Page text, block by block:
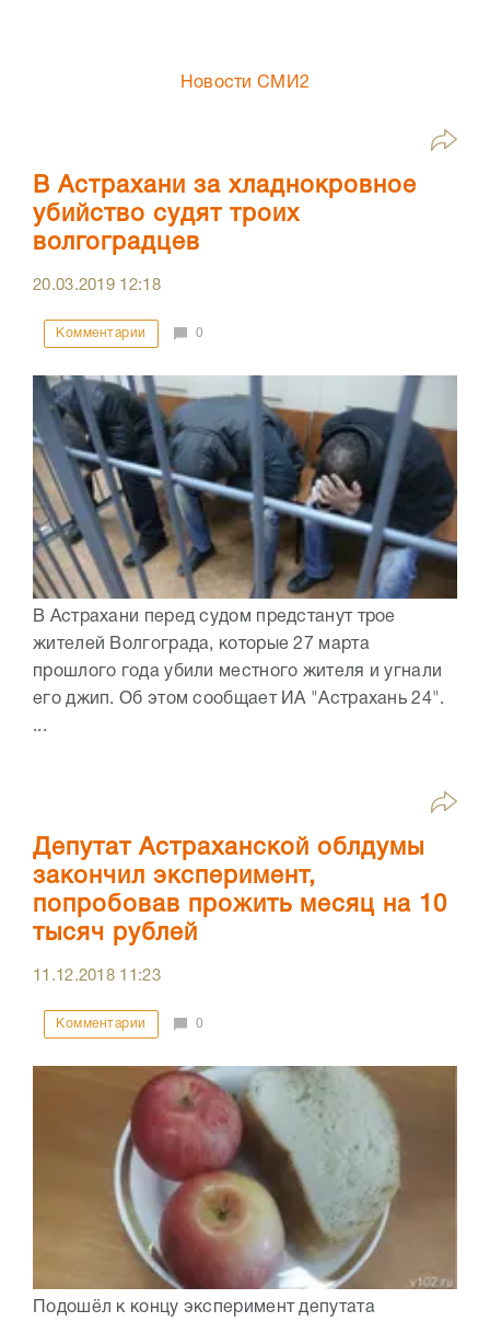
Новости СМИ2
В Астрахани за хладнокровное
убийство судят троих
волгоградцев
20.03.2019 12:18
Комментарии 0
В Астрахани перед судом предстанут трое
жителей Волгограда, которые 27 марта
прошлого года убили местного жителя и угнали
его джип. Об этом сообщает ИА "Астрахань 24".
...
Депутат Астраханской облдумы
закончил эксперимент,
попробовав прожить месяц на 10
тысяч рублей
11.12.2018 11:23
Комментарии 0
Подошёл к концу эксперимент депутата